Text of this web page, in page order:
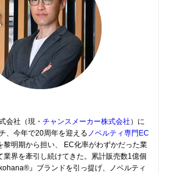
会社（現・ チャンスメーカー株式会社 ）に
、今年で20周年を迎える ノベルティ専門EC
黎明期から担い、 EC化率がわずかだった業
業界を牽引し続けてきた。累計販売数1億個
』ブランドを引っ提げ、ノベルティ